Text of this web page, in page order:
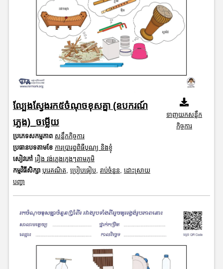
ល្បែងស្វែងរក៥ចំណុចខុសគ្នា (ឧបករណ៍
ភ្លេង)_ចម្លើយ
ប្រភេទសកម្មភាព សន្លឹកកិច្ចការ
ប្រធានបទតាមខែ ការប្រារព្ធពិធីបុណ្យ និងខ្ញុំ
សៀវភៅ រឿង វង់ភ្លេងក្មេងៗតាមភូមិ
កម្មវិធីសិក្សា បុរេគណិត ប្រៀបធៀប, រាប់ចំនួន ដោះស្រាយ
បញ្ហា
ទាញយកសន្លឹក
កិច្ចការ